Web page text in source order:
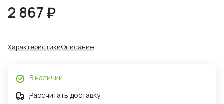
2 867 ₽
ХарактеристикиОписание
В наличии
Рассчитать доставку